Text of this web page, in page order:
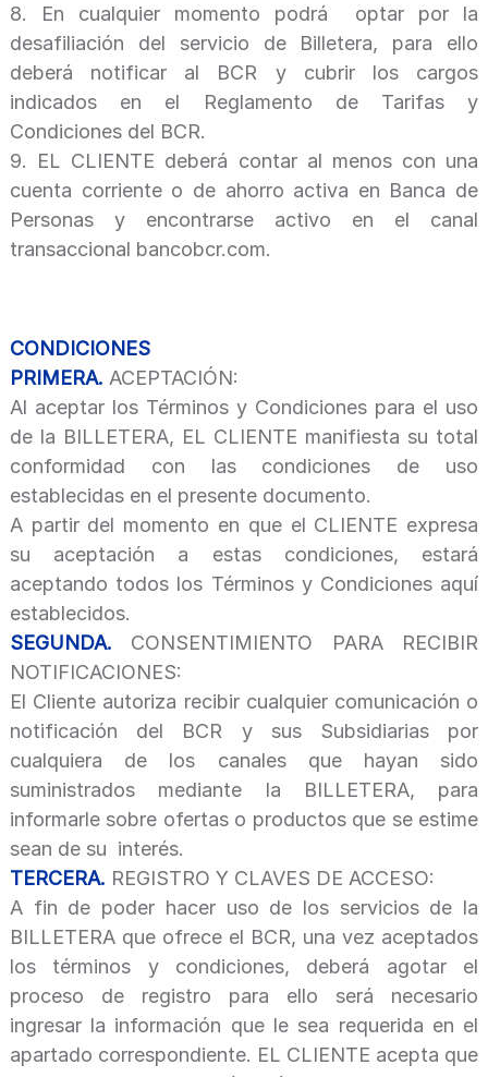
8.
En cualquier momento podrá optar por la
desafiliación del servicio de Billetera, para ello
deberá notificar al BCR y cubrir los cargos
indicados en el Reglamento de Tarifas y
Condiciones del BCR.
9.
EL CLIENTE deberá contar al menos con una
cuenta corriente o de ahorro activa en Banca de
Personas y encontrarse activo en el canal
transaccional bancobcr.com.
CONDICIONES
PRIMERA. ACEPTACIÓN:
Al aceptar los Términos y Condiciones para el uso
de la BILLETERA, EL CLIENTE manifiesta su total
conformidad con las condiciones de uso
establecidas en el presente documento.
A partir del momento en que el CLIENTE expresa
su aceptación a estas condiciones, estará
aceptando todos los Términos y Condiciones aquí
establecidos.
SEGUNDA. CONSENTIMIENTO PARA RECIBIR
NOTIFICACIONES:
El Cliente autoriza recibir cualquier comunicación o
notificación del BCR y sus Subsidiarias por
cualquiera de los canales que hayan sido
suministrados mediante la BILLETERA, para
informarle sobre ofertas o productos que se estime
sean de su interés.
TERCERA. REGISTRO Y CLAVES DE ACCESO:
A fin de poder hacer uso de los servicios de la
BILLETERA que ofrece el BCR, una vez aceptados
los términos y condiciones, deberá agotar el
proceso de registro para ello será necesario
ingresar la información que le sea requerida en el
apartado correspondiente. EL CLIENTE acepta que